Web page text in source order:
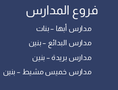
فروع المدارس
مدارس أبها – بنات
مدارس البدائع – بنين
مدارس بريدة – بنين
مدارس خميس مشيط – بنين